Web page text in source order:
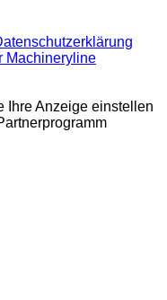
Machineryline
Ihre Anzeige einstellen